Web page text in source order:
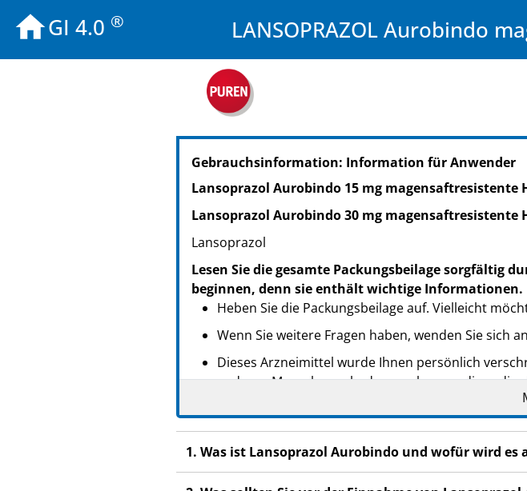
GI 4.0 ® LANSOPRAZOL Aurobindo
PZN: 10945003
PPN: 111094500383
NTIN: 04150109450032
PPN: 111094502639
NTIN: 04150109450261
PZN: 10945055
PPN: 111094505558
NTIN: 04150109450551
Gebrauchsinformation: Information für Anwender
Lansoprazol Aurobindo 15 mg magensaftresistente
Lansoprazol Aurobindo 30 mg magensaftresistente
Lansoprazol
Lesen Sie die gesamte Packungsbeilage sorgfältig
beginnen, denn sie enthält wichtige Informationen.
Heben Sie die Packungsbeilage auf. Vielleicht
Wenn Sie weitere Fragen haben, wenden Sie sich
Dieses Arzneimittel wurde Ihnen persönlich
anderen Menschen schaden, auch wenn diese die
Nebenwirkungen, die nicht in dieser
1. Was ist Lansoprazol Aurobindo und wofür wird es